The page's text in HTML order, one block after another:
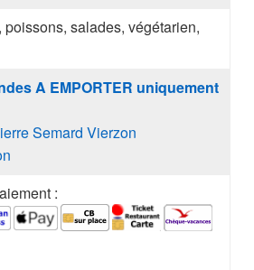
salades, végétarien,
A EMPORTER uniquement
Semard Vierzon
: